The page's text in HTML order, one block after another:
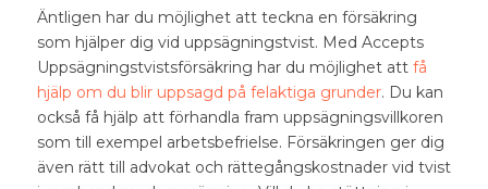
Äntligen har du möjlighet att teckna en försäkring
som hjälper dig vid uppsägningstvist. Med Accepts
Uppsägningstvistsförsäkring har du möjlighet att få
hjälp om du blir uppsagd på felaktiga grunder. Du kan
också få hjälp att förhandla fram uppsägningsvillkoren
som till exempel arbetsbefrielse. Försäkringen ger dig
även rätt till advokat och rättegångs­kostnader vid tvist